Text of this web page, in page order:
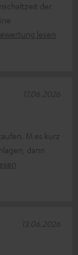
der
lesen
M es kurz
dann
17.06.2026
13.06.2026